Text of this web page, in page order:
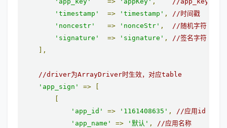
'timestamp'
=> 'timestamp' ,
//时间戳
'noncestr'
=> 'nonceStr' ,
//随机字符串
'signature'
=> 'signature' ,
//签名字符串
],
//driver为ArrayDriver时生效，对应table
'app_sign'
=>
'app_id'
=> '1161408635' ,
//应用id
'app_name'
=> '默认' ,
//应用名称